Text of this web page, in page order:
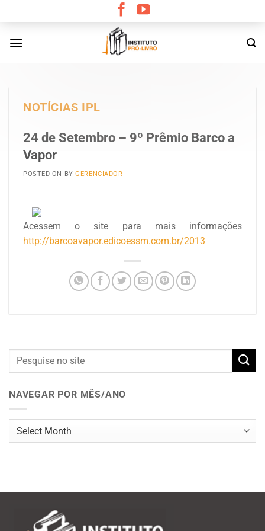
content
NOTÍCIAS IPL
24 de Setembro – 9º Prêmio Barco a
Vapor
POSTED ON BYGERENCIADOR
Acessem o site para mais informações
http://barcoavapor.edicoessm.com.br/2013
NAVEGAR POR MÊS/ANO
Navegar